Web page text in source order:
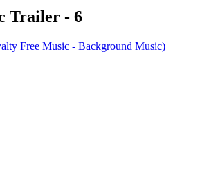
Trailer - 6
Free Music - Background Music)